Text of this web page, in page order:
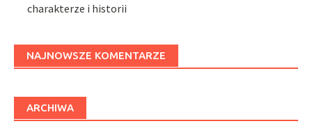
charakterze i historii
NAJNOWSZE KOMENTARZE
ARCHIWA